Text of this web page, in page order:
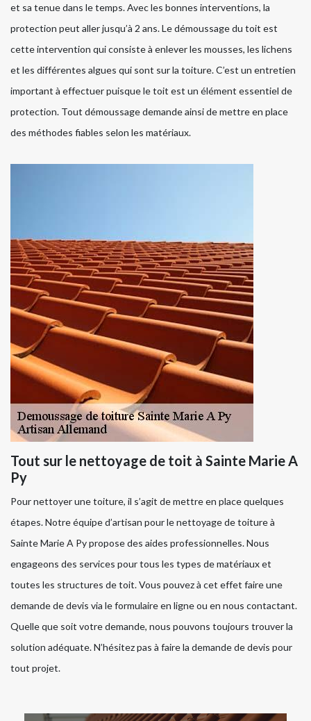
et sa tenue dans le temps. Avec les bonnes interventions, la
protection peut aller jusqu’à 2 ans. Le démoussage du toit est
cette intervention qui consiste à enlever les mousses, les lichens
et les différentes algues qui sont sur la toiture. C’est un entretien
important à effectuer puisque le toit est un élément essentiel de
protection. Tout démoussage demande ainsi de mettre en place
des méthodes fiables selon les matériaux.
Tout sur le nettoyage de toit à Sainte Marie A
Py
Pour nettoyer une toiture, il s’agit de mettre en place quelques
étapes. Notre équipe d’artisan pour le nettoyage de toiture à
Sainte Marie A Py propose des aides professionnelles. Nous
engageons des services pour tous les types de matériaux et
toutes les structures de toit. Vous pouvez à cet effet faire une
demande de devis via le formulaire en ligne ou en nous contactant.
Quelle que soit votre demande, nous pouvons toujours trouver la
solution adéquate. N’hésitez pas à faire la demande de devis pour
tout projet.